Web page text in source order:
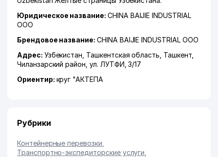
Юридическое название: CHINA BAIJIE INDUSTRIAL
ООО
Брендовое название: CHINA BAIJIE INDUSTRIAL ООО
Адрес: Узбекистан, Ташкентская область Ташкент,
Чиланзарский район ,ул. ЛУТФИ , 3/17
Ориентир: круг "АКТЕПА
Рубрики
Контейнерные перевозки
Транспортно-экспедиторские услуги